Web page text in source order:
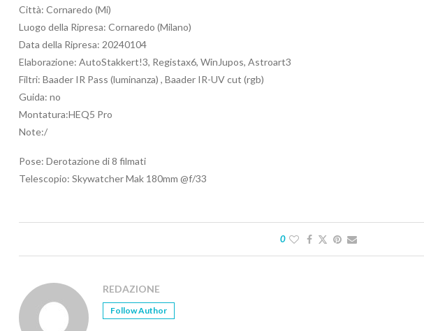
Città: Cornaredo (Mi)
Luogo della Ripresa: Cornaredo (Milano)
Data della Ripresa: 20240104
Elaborazione: AutoStakkert!3, Registax6, WinJupos, Astroart3
Filtri: Baader IR Pass (luminanza) , Baader IR-UV cut (rgb)
Guida: no
Montatura:HEQ5 Pro
Note:/
Pose: Derotazione di 8 filmati
Telescopio: Skywatcher Mak 180mm @f/33
0
REDAZIONE
Follow Author